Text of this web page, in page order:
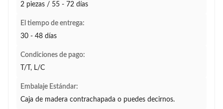
2 piezas / 55 - 72 días
El tiempo de entrega:
30 - 48 días
Condiciones de pago:
T/T, L/C
Embalaje Estándar:
Caja de madera contrachapada o puedes decirnos.